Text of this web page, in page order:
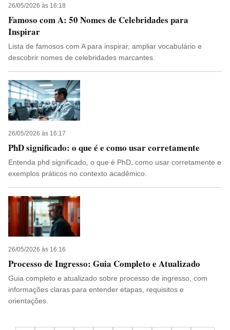
26/05/2026 às 16:18
Famoso com A: 50 Nomes de Celebridades para
Inspirar
Lista de famosos com A para inspirar, ampliar vocabulário e
descobrir nomes de celebridades marcantes.
26/05/2026 às 16:17
PhD significado: o que é e como usar corretamente
Entenda phd significado, o que é PhD, como usar corretamente e
exemplos práticos no contexto acadêmico.
26/05/2026 às 16:16
Processo de Ingresso: Guia Completo e Atualizado
Guia completo e atualizado sobre processo de ingresso, com
informações claras para entender etapas, requisitos e
orientações.